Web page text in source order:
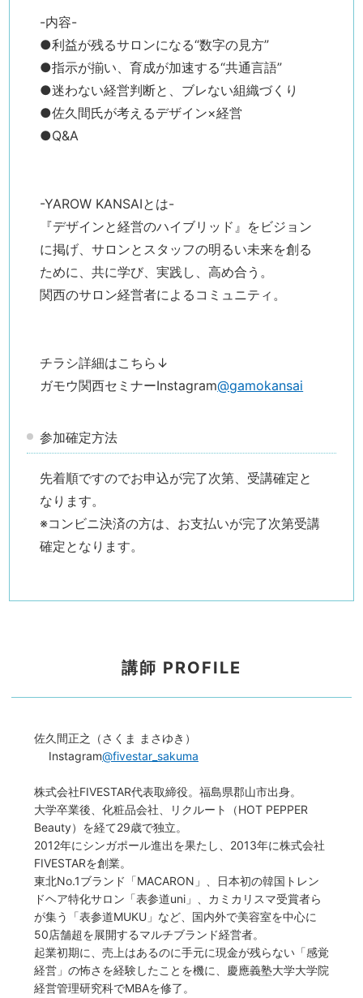
-内容-
●利益が残るサロンになる“数字の見方”
●指示が揃い、育成が加速する“共通言語”
●迷わない経営判断と、ブレない組織づくり
●佐久間氏が考えるデザイン×経営
●Q&A
-YAROW KANSAIとは-
『デザインと経営のハイブリッド』をビジョン
に掲げ、サロンとスタッフの明るい未来を創る
ために、共に学び、実践し、高め合う。
関西のサロン経営者によるコミュニティ。
チラシ詳細はこちら↓
ガモウ関西セミナーInstagram@gamokansai
参加確定方法
先着順ですのでお申込が完了次第、受講確定と
なります。
※コンビニ決済の方は、お支払いが完了次第受講
確定となります。
講師 PROFILE
佐久間正之（さくま まさゆき）
Instagram@fivestar_sakuma
株式会社FIVESTAR代表取締役。福島県郡山市出身。
大学卒業後、化粧品会社、リクルート（HOT PEPPER
Beauty）を経て29歳で独立。
2012年にシンガポール進出を果たし、2013年に株式会社
FIVESTARを創業。
東北No.1ブランド「MACARON」、日本初の韓国トレン
ドヘア特化サロン「表参道uni」、カミカリスマ受賞者ら
が集う「表参道MUKU」など、国内外で美容室を中心に
50店舗超を展開するマルチブランド経営者。
起業初期に、売上はあるのに手元に現金が残らない「感覚
経営」の怖さを経験したことを機に、慶應義塾大学大学院
経営管理研究科でMBAを修了。